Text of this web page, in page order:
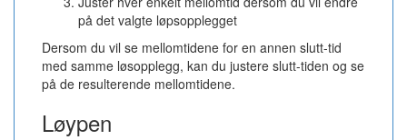
på det valgte løpsopplegget
Dersom du vil se mellomtidene for en annen slutt-tid
med samme løsopplegg, kan du justere slutt-tiden og se
på de resulterende mellomtidene.
Løypen